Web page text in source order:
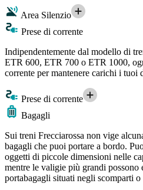
Area Silenzio
Prese di corrente
Indipendentemente dal modello di
ETR 600, ETR 700 o ETR 1000,
corrente per mantenere carichi i tuoi
Prese di corrente
Bagagli
Sui treni Frecciarossa non vige
bagagli che puoi portare a bordo.
oggetti di piccole dimensioni nelle
mentre le valigie più grandi possono
portabagagli situati negli scomparti